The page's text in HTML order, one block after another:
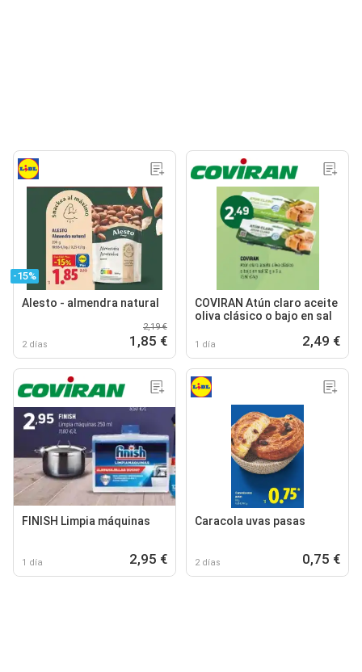
-15%
Alesto - almendra natural
2 días
2,19 €
1,85 €
COVIRAN Atún claro aceite
oliva clásico o bajo en sal
1 día 2,49 €
FINISH Limpia máquinas
1 día 2,95 €
Caracola uvas pasas
2 días 0,75 €